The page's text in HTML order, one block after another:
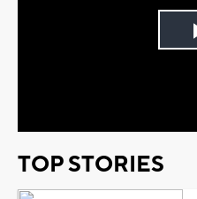
TOP STORIES